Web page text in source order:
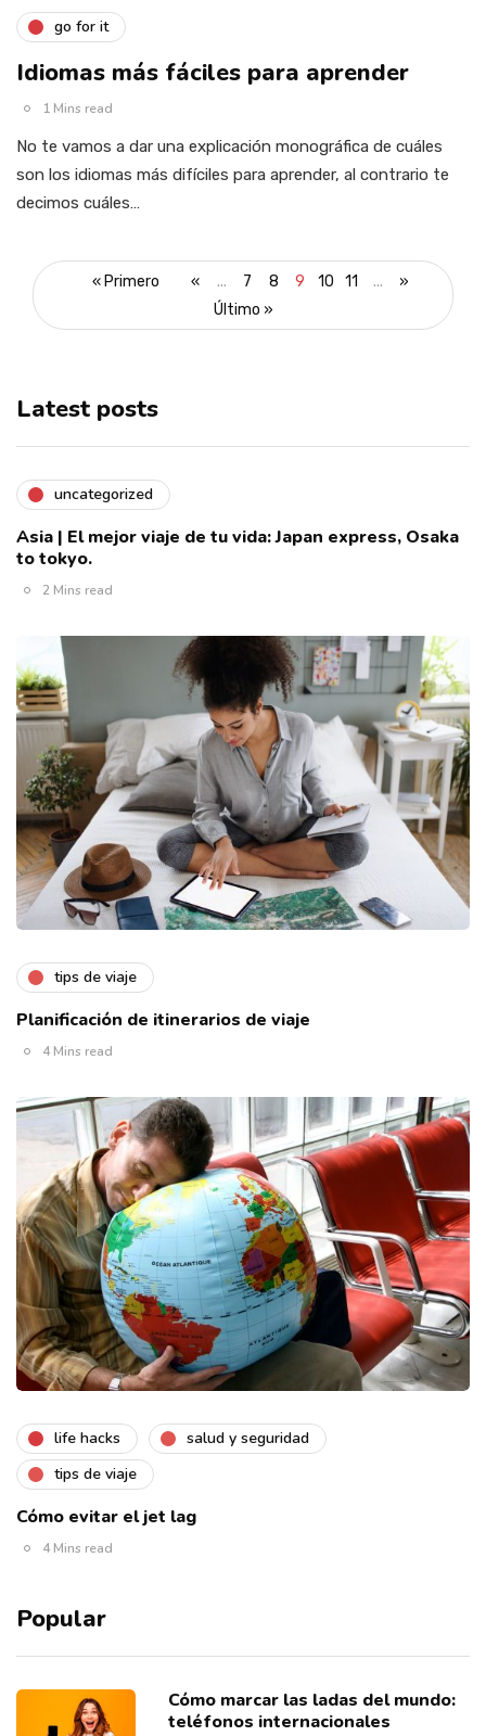
go for it
Idiomas más fáciles para aprender
1 Mins read
No te vamos a dar una explicación monográfica de cuáles
son los idiomas más difíciles para aprender, al contrario te
decimos cuáles…
« Primero « ... 7 8 9 10 11 ...
»
Último »
Latest posts
uncategorized
Asia | El mejor viaje de tu vida: Japan express, Osaka
to tokyo.
2 Mins read
tips de viaje
Planificación de itinerarios de viaje
4 Mins read
life hacks
salud y seguridad
tips de viaje
Cómo evitar el jet lag
4 Mins read
Popular
Cómo marcar las ladas del mundo:
teléfonos internacionales